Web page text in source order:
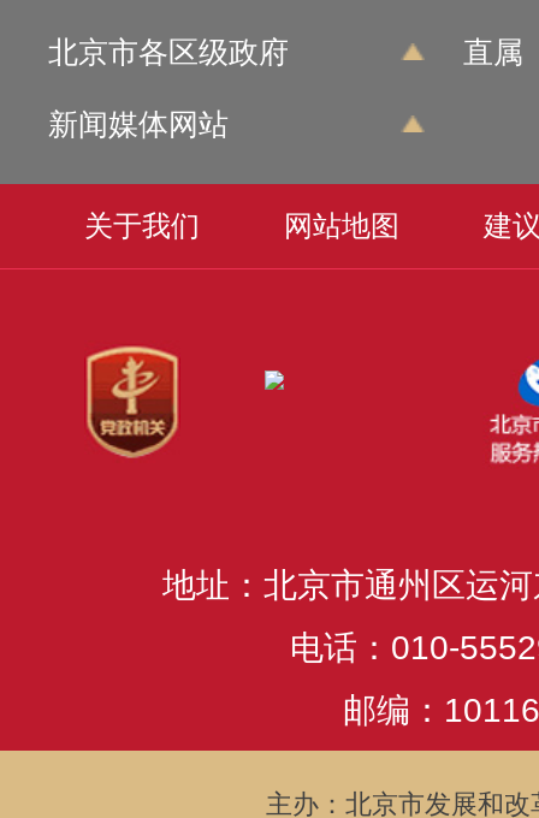
北京市各区级政府 直属
新闻媒体网站
关于我们 网站地图 建
地址：北京市通州区运
电话：010-
邮编：
主办：北京市发展和改